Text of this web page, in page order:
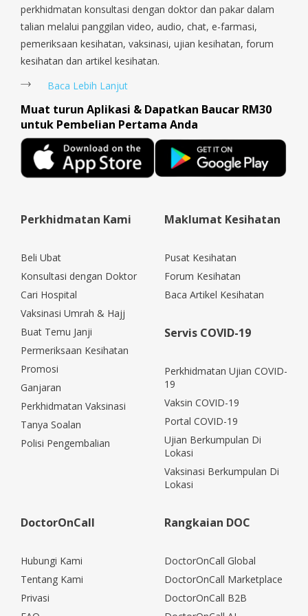
perkhidmatan konsultasi dengan doktor dan pakar dalam
talian melalui panggilan video, audio, chat, e-farmasi,
pemeriksaan kesihatan, vaksinasi, ujian kesihatan, forum
kesihatan dan artikel kesihatan.
Baca Lebih Lanjut
Muat turun Aplikasi & Dapatkan Baucar RM30
untuk Pembelian Pertama Anda
Perkhidmatan Kami
Beli Ubat
Konsultasi dengan Doktor
Cari Hospital
Vaksinasi Umrah & Hajj
Buat Temu Janji
Permeriksaan Kesihatan
Promosi
Ganjaran
Perkhidmatan Vaksinasi
Tanya Soalan
Polisi Pengembalian
Maklumat Kesihatan
Pusat Kesihatan
Forum Kesihatan
Baca Artikel Kesihatan
Servis COVID-19
Perkhidmatan Ujian COVID-
19
Vaksin COVID-19
Portal COVID-19
Ujian Berkumpulan Di
Lokasi
Vaksinasi Berkumpulan Di
Lokasi
DoctorOnCall
Hubungi Kami
Tentang Kami
Privasi
Rangkaian DOC
DoctorOnCall Global
DoctorOnCall Marketplace
DoctorOnCall B2B